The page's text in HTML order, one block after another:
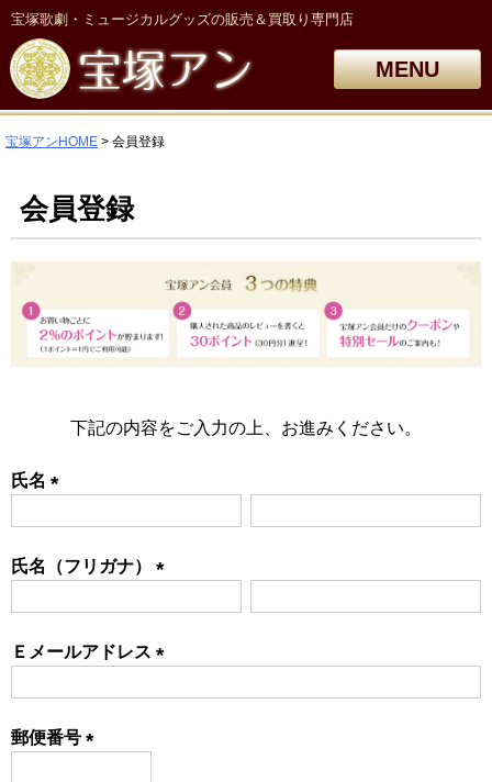
宝塚歌劇・ミュージカルグッズの販売＆買取り専門店
MENU
宝塚アンHOME 会員登録
会員登録
下記の内容をご入力の上、お進みください。
氏名
氏名（フリガナ）
Ｅメールアドレス
郵便番号